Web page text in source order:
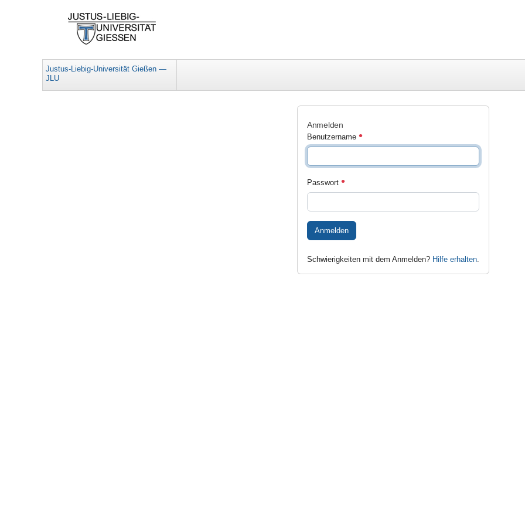
Justus-Liebig-Universität Gießen —
JLU
Anmelden
Benutzername
Passwort
Anmelden
Schwierigkeiten mit dem Anmelden? Hilfe erhalten.